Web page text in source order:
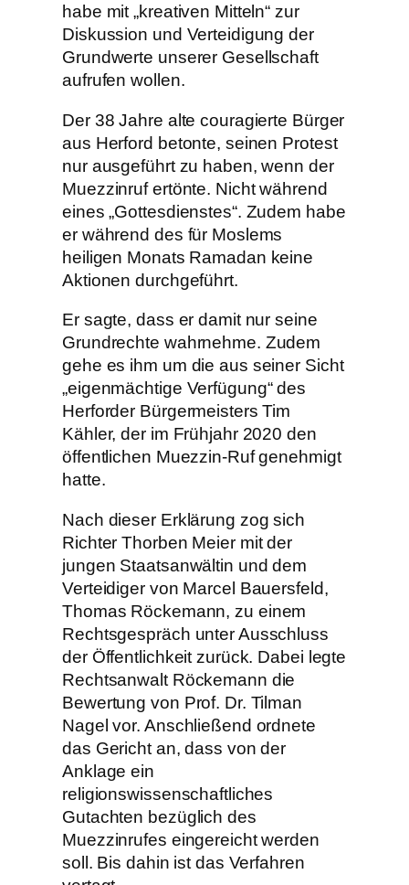
habe mit „kreativen Mitteln“ zur
Diskussion und Verteidigung der
Grundwerte unserer Gesellschaft
aufrufen wollen.
Der 38 Jahre alte couragierte Bürger
aus Herford betonte, seinen Protest
nur ausgeführt zu haben, wenn der
Muezzinruf ertönte. Nicht während
eines „Gottesdienstes“. Zudem habe
er während des für Moslems
heiligen Monats Ramadan keine
Aktionen durchgeführt.
Er sagte, dass er damit nur seine
Grundrechte wahrnehme. Zudem
gehe es ihm um die aus seiner Sicht
„eigenmächtige Verfügung“ des
Herforder Bürgermeisters Tim
Kähler, der im Frühjahr 2020 den
öffentlichen Muezzin-Ruf genehmigt
hatte.
Nach dieser Erklärung zog sich
Richter Thorben Meier mit der
jungen Staatsanwältin und dem
Verteidiger von Marcel Bauersfeld,
Thomas Röckemann, zu einem
Rechtsgespräch unter Ausschluss
der Öffentlichkeit zurück. Dabei legte
Rechtsanwalt Röckemann die
Bewertung von Prof. Dr. Tilman
Nagel vor. Anschließend ordnete
das Gericht an, dass von der
Anklage ein
religionswissenschaftliches
Gutachten bezüglich des
Muezzinrufes eingereicht werden
soll. Bis dahin ist das Verfahren